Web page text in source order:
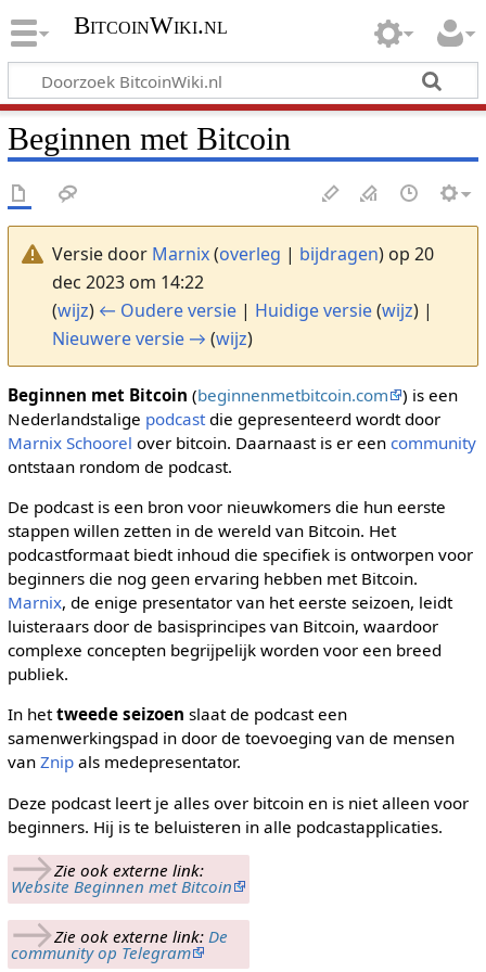
BitcoinWiki.nl
Beginnen met Bitcoin
Versie door Marnix(overleg | bijdragen)op 20
dec 2023 om 14:22
(wijz) ← Oudere versie| Huidige versie(wijz) |
Nieuwere versie → (wijz)
Beginnen met Bitcoin (beginnenmetbitcoin.com
) is een
Nederlandstalige podcastdie gepresenteerd wordt door
Marnix Schoorel over bitcoin. Daarnaast is er een community
ontstaan rondom de podcast.
De podcast is een bron voor nieuwkomers die hun eerste
stappen willen zetten in de wereld van Bitcoin. Het
podcastformaat biedt inhoud die specifiek is ontworpen voor
beginners die nog geen ervaring hebben met Bitcoin.
Marnix, de enige presentator van het eerste seizoen, leidt
luisteraars door de basisprincipes van Bitcoin, waardoor
complexe concepten begrijpelijk worden voor een breed
publiek.
In hettweede seizoen slaat de podcast een
samenwerkingspad in door de toevoeging van de mensen
van Znipals medepresentator.
Deze podcast leert je alles over bitcoin en is niet alleen voor
beginners. Hij is te beluisteren in alle podcastapplicaties.
→Zie ook externe link:
Website Beginnen met Bitcoin
→Zie ook externe link: De
community op Telegram